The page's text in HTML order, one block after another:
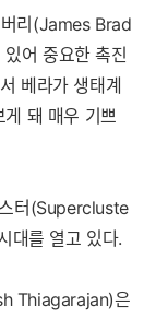
리(James Brad
어 중요한 촉진
베라가 생태계
돼 매우 기쁘
터(Supercluste
대를 열고 있다.
Thiagarajan)은